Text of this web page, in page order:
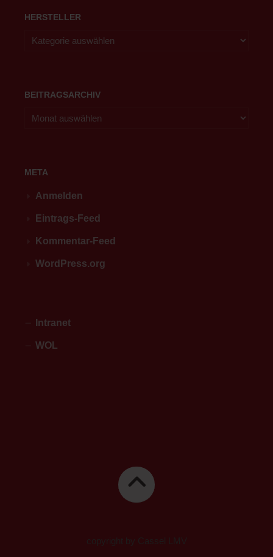
HERSTELLER
BEITRAGSARCHIV
META
Anmelden
Eintrags-Feed
Kommentar-Feed
WordPress.org
Intranet
WOL